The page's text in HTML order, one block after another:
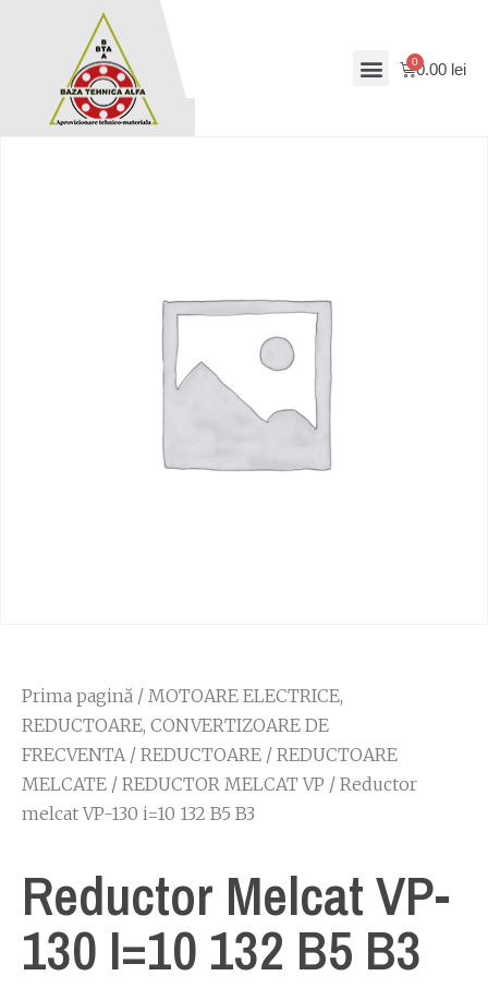
0.00 lei
Prima pagină / MOTOARE ELECTRICE,
REDUCTOARE, CONVERTIZOARE DE
FRECVENTA/ REDUCTOARE / REDUCTOARE
MELCATE / REDUCTOR MELCAT VP / Reductor
melcat VP-130 i=10 132 B5 B3
Reductor Melcat VP-
130 I=10 132 B5 B3